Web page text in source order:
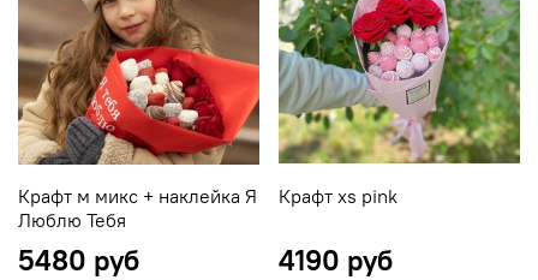
Крафт м микс + наклейка Я
Люблю Тебя
5480 руб
Крафт xs pink
4190 руб